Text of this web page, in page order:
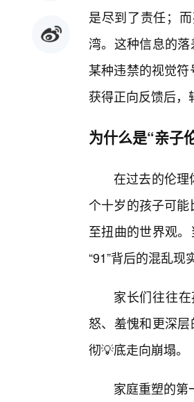
是尽到了责任；
湾。这种信息的
某种违禁的视觉
获得正向反馈后
为什么是“亲子
在过去的伦
个十岁的孩子可
至扭曲的世界观
“91”背后的混乱
家长们往往
怒、羞愧和更深
彻💡底走向崩塌。
家庭重塑的第